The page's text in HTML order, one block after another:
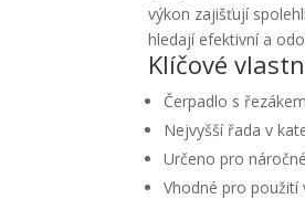
výkon zajišťují
hledají efektivní a
Klíčové
Čerpadlo s
Nejvyšší řada v
Určeno pro
Vhodné pro použití